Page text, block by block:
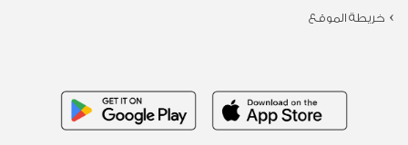
خريطة الموقع